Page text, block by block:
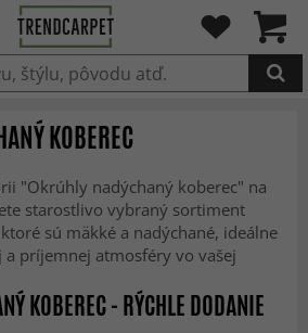
bol pridaný do košíka
KOBEREC
"Okrúhly nadýchaný koberec" na
starostlivo vybraný sortiment
sú mäkké a nadýchané, ideálne
príjemnej atmosféry vo vašej
KOBEREC - RÝCHLE DODANIE